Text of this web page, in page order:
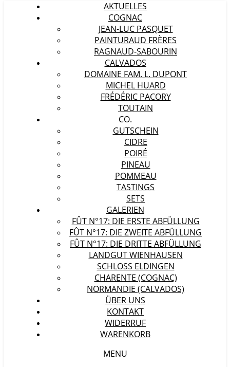
AKTUELLES
COGNAC
JEAN-LUC PASQUET
PAINTURAUD FRÈRES
RAGNAUD-SABOURIN
CALVADOS
DOMAINE FAM. L. DUPONT
MICHEL HUARD
FRÉDÉRIC PACORY
TOUTAIN
CO.
GUTSCHEIN
CIDRE
POIRÉ
PINEAU
POMMEAU
TASTINGS
SETS
GALERIEN
FÛT N°17: DIE ERSTE ABFÜLLUNG
FÛT N°17: DIE ZWEITE ABFÜLLUNG
FÛT N°17: DIE DRITTE ABFÜLLUNG
LANDGUT WIENHAUSEN
SCHLOSS ELDINGEN
CHARENTE (COGNAC)
NORMANDIE (CALVADOS)
ÜBER UNS
KONTAKT
WIDERRUF
WARENKORB
MENU